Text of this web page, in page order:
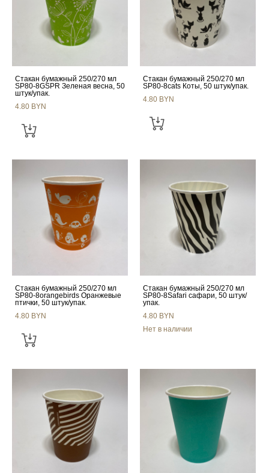
Стакан бумажный 250/270 мл
SP80-8GSPR Зеленая весна, 50
штук/упак.
4.80 BYN
Стакан бумажный 250/270 мл
SP80-8cats Коты, 50 штук/упак.
4.80 BYN
Стакан бумажный 250/270 мл
SP80-8orangebirds Оранжевые
птички, 50 штук/упак.
4.80 BYN
Стакан бумажный 250/270 мл
SP80-8Safari сафари, 50 штук/
упак.
4.80 BYN
Нет в наличии